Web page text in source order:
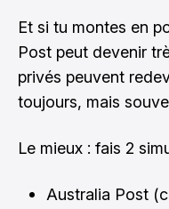
Et si tu montes en
Post peut devenir
privés peuvent
toujours, mais
Le mieux : fais 2
Australia Post